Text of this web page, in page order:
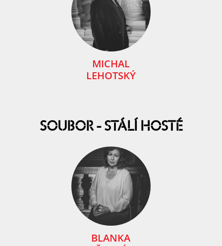
MICHAL
LEHOTSKÝ
SOUBOR - STÁLÍ HOSTÉ
BLANKA